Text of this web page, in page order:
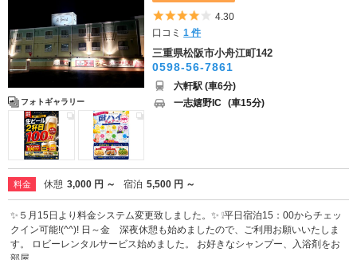
駅」、近鉄山田線「松ヶ崎駅」、JR紀勢本線「徳和駅」の近くに点在して
います。カップルズ予約のできるホテルもあるのでさっそくチェックして
みましょう。
フォトギャラリー
5つ星のうち4
4.30
口コミ1 件
三重県松阪市小舟江町142
0598-56-7861
六軒駅 (車6分)
一志嬉野IC (車15分)
料金 休憩 3,000 円 ～ 宿泊 5,500 円 ～
✨５月15日より料金システム変更致しました。✨ ❕平日宿泊15：00からチェッ
クイン可能!(^^)! 日～金 深夜休憩も始めましたので、ご利用お願いいたしま
す。 ロビーレンタルサービス始めました。 お好きなシャンプー、入浴剤をお